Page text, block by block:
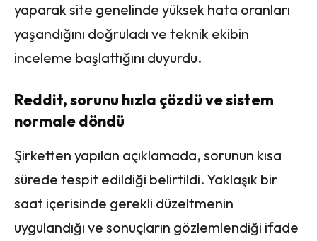
yaparak site genelinde yüksek hata oranları
yaşandığını doğruladı ve teknik ekibin
inceleme başlattığını duyurdu.
Reddit, sorunu hızla çözdü ve sistem
normale döndü
Şirketten yapılan açıklamada, sorunun kısa
sürede tespit edildiği belirtildi. Yaklaşık bir
saat içerisinde gerekli düzeltmenin
uygulandığı ve sonuçların gözlemlendiği ifade